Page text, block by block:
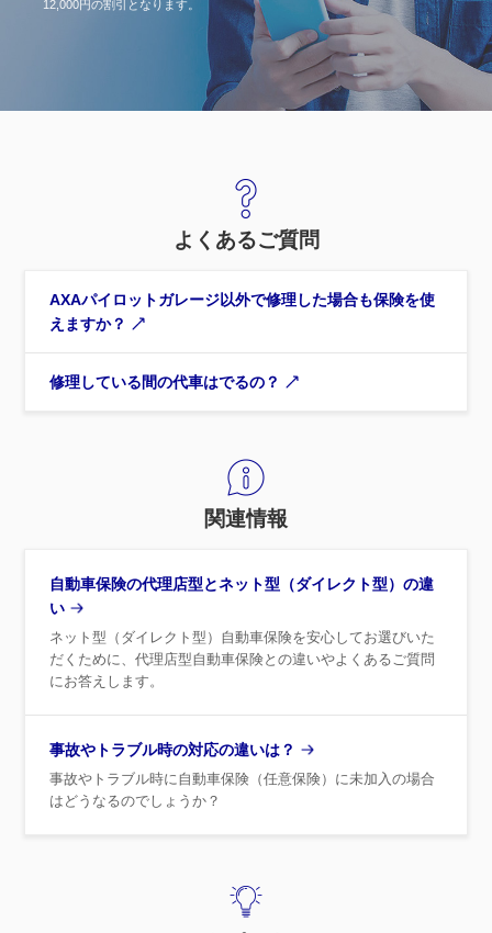
12,000円の割引となります。
よくあるご質問
AXAパイロットガレージ以外で修理した場合も保険を使
えますか？
修理している間の代車はでるの？
関連情報
自動車保険の代理店型とネット型（ダイレクト型）の違
い
ネット型（ダイレクト型）自動車保険を安心してお選びいた
だくために、代理店型自動車保険との違いやよくあるご質問
にお答えします。
事故やトラブル時の対応の違いは？
事故やトラブル時に自動車保険（任意保険）に未加入の場合
はどうなるのでしょうか？